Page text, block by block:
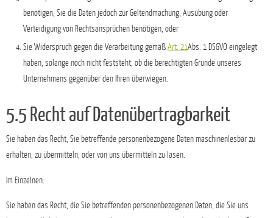
benötigen, Sie die Daten jedoch zur Geltendmachung, Ausübung oder
Verteidigung von Rechtsansprüchen benötigen, oder
Sie Widerspruch gegen die Verarbeitung gemäßArt. 21Abs. 1 DSGVO eingelegt
haben, solange noch nicht feststeht, ob die berechtigten Gründe unseres
Unternehmens gegenüber den Ihren überwiegen.
5.5 Recht auf Datenübertragbarkeit
Sie haben das Recht, Sie betreffende personenbezogene Daten maschinenlesbar zu
erhalten, zu übermitteln, oder von uns übermitteln zu lasen.
Im Einzelnen:
Sie haben das Recht, die Sie betreffenden personenbezogenen Daten, die Sie uns